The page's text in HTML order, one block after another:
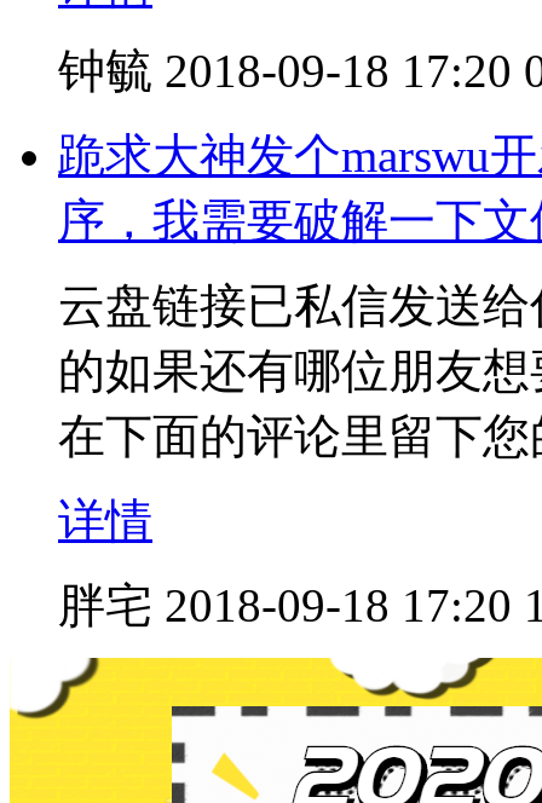
钟毓 2018-09-18 17:20
跪求大神发个marswu
序，我需要破解一下
云盘链接已私信发送
的如果还有哪位朋友
在下面的评论里留下
详情
胖宅 2018-09-18 17:20